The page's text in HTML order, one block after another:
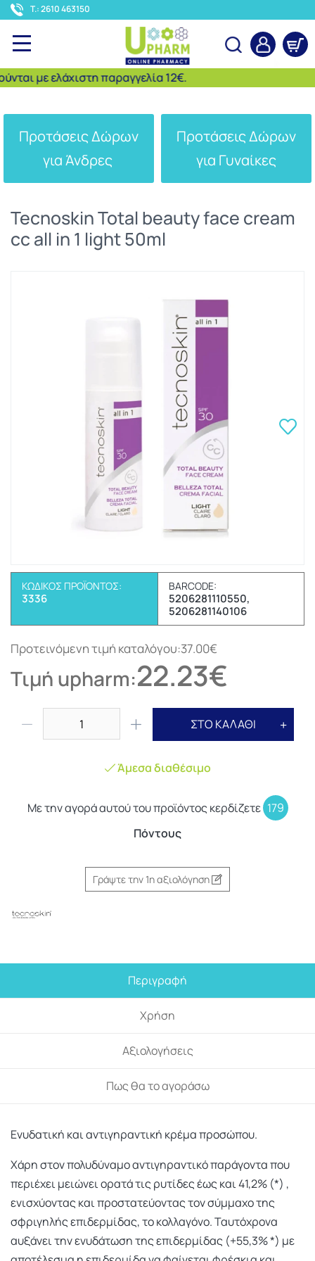
T.: 2610 463150
με ελάχιστη παραγγελία 12€.
Αναζήτηση
Προτάσεις Δώρων
για Άνδρες
Προτάσεις Δώρων
για Γυναίκες
Tecnoskin Total beauty face cream
cc all in 1 light 50ml
ΚΩΔΙΚΌΣ ΠΡΟΪΌΝΤΟΣ:
3336
BARCODE:
5206281110550,
5206281140106
Προτεινόμενη τιμή καταλόγου:37.00€
Τιμή upharm:22.23€
ΣΤΟ ΚΑΛΑΘΙ
Άμεσα διαθέσιμο
Με την αγορά αυτού του προϊόντος κερδίζετε 179
Πόντους
Γράψτε την 1η αξιολόγηση
Περιγραφή
Χρήση
Αξιολογήσεις
Πως θα το αγοράσω
Ενυδατική και αντιγηραντική κρέμα προσώπου.
Χάρη στον πολυδύναμο αντιγηραντικό παράγοντα που
περιέχει μειώνει ορατά τις ρυτίδες έως και 41,2% (*) ,
ενισχύοντας και προστατεύοντας τον σύμμαχο της
σφριγηλής επιδερμίδας, το κολλαγόνο. Ταυτόχρονα
αυξάνει την ενυδάτωση της επιδερμίδας (+55,3% *) με